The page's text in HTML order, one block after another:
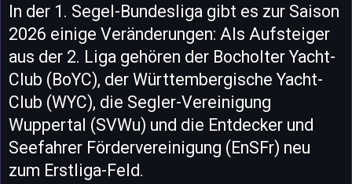
In der 1. Segel-Bundesliga gibt es zur Saison
2026 einige Veränderungen: Als Aufsteiger
aus der 2. Liga gehören der Bocholter Yacht-
Club (BoYC), der Württembergische Yacht-
Club (WYC), die Segler-Vereinigung
Wuppertal (SVWu) und die Entdecker und
Seefahrer Fördervereinigung (EnSFr) neu
zum Erstliga-Feld.